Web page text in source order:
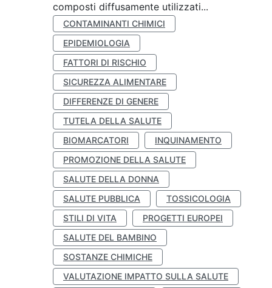
composti diffusamente utilizzati...
CONTAMINANTI CHIMICI
EPIDEMIOLOGIA
FATTORI DI RISCHIO
SICUREZZA ALIMENTARE
DIFFERENZE DI GENERE
TUTELA DELLA SALUTE
BIOMARCATORI
INQUINAMENTO
PROMOZIONE DELLA SALUTE
SALUTE DELLA DONNA
SALUTE PUBBLICA
TOSSICOLOGIA
STILI DI VITA
PROGETTI EUROPEI
SALUTE DEL BAMBINO
SOSTANZE CHIMICHE
VALUTAZIONE IMPATTO SULLA SALUTE